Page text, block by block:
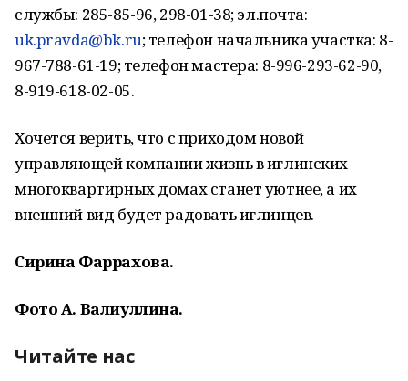
службы: 285-85-96, 298-01-38; эл.почта:
uk.pravda@bk.ru; телефон начальника участка: 8-
967-788-61-19; телефон мастера: 8-996-293-62-90,
8-919-618-02-05.
Хочется верить, что с приходом новой
управляющей компании жизнь в иглинских
многоквартирных домах станет уютнее, а их
внешний вид будет радовать иглинцев.
Сирина Фаррахова.
Фото А. Валиуллина.
Читайте нас